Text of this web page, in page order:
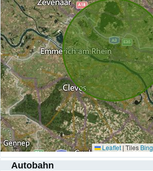
Leaflet | Tiles Bing
Autobahn